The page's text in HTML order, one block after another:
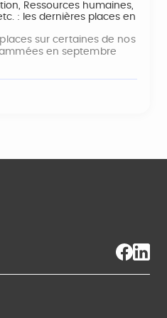
Ressources humaines,
: les dernières places en
sur certaines de nos
en septembre